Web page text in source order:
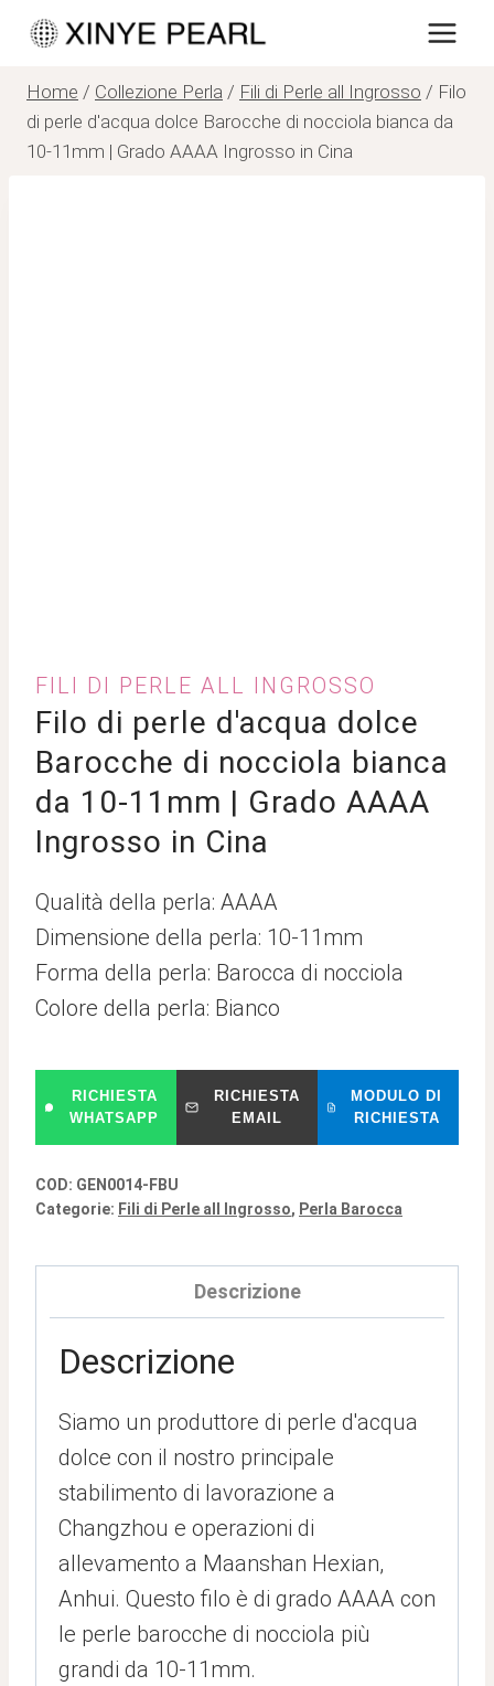
Salta
contenuto
Home / Collezione Perla / Fili di Perle all Ingrosso / Filo
di perle d'acqua dolce Barocche di nocciola bianca da
10-11mm | Grado AAAA Ingrosso in Cina
FILI DI PERLE ALL INGROSSO
Filo di perle d'acqua dolce
Barocche di nocciola bianca
da 10-11mm | Grado AAAA
Ingrosso in Cina
Qualità della perla: AAAA
Dimensione della perla: 10-11mm
Forma della perla: Barocca di nocciola
Colore della perla: Bianco
RICHIESTA
WHATSAPP
RICHIESTA
EMAIL
MODULO DI
RICHIESTA
COD: GEN0014-FBU
Categorie: Fili di Perle all Ingrosso, Perla Barocca
Descrizione
Descrizione
Siamo un produttore di perle d'acqua
dolce con il nostro principale
stabilimento di lavorazione a
Changzhou e operazioni di
allevamento a Maanshan Hexian,
Anhui. Questo filo è di grado AAAA con
le perle barocche di nocciola più
grandi da 10-11mm.